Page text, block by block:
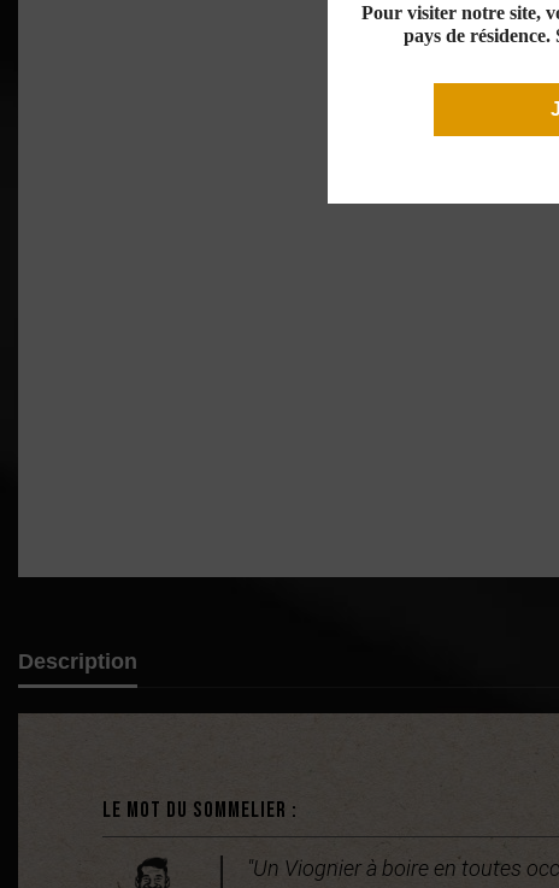
Pour visiter notre site,
pays de résidence.
Description
Le mot du sommelier :
"Un Viognier à boire en toutes